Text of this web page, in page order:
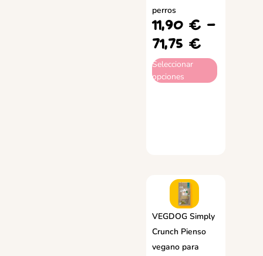
perros
11,90 € -
71,75 €
Seleccionar
opciones
VEGDOG Simply
Crunch Pienso
vegano para